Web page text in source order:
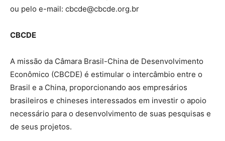
ou pelo e-mail: cbcde@cbcde.org.br
CBCDE
A missão da Câmara Brasil-China de Desenvolvimento
Econômico (CBCDE) é estimular o intercâmbio entre o
Brasil e a China, proporcionando aos empresários
brasileiros e chineses interessados em investir o apoio
necessário para o desenvolvimento de suas pesquisas e
de seus projetos.